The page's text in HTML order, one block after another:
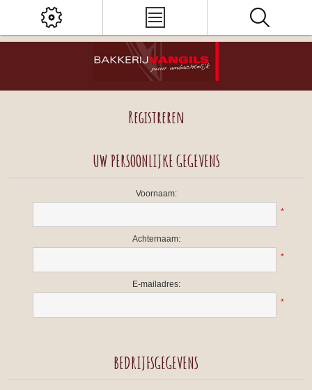
Registreren
UW PERSOONLIJKE GEGEVENS
Voornaam:
*
Achternaam:
*
E-mailadres:
*
BEDRIJFSGEGEVENS